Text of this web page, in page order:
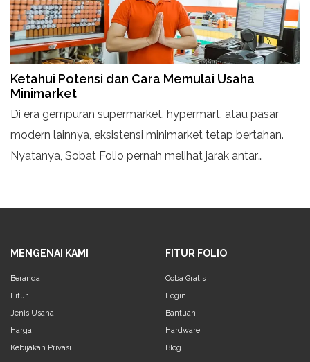
Ketahui Potensi dan Cara Memulai Usaha
Minimarket
Di era gempuran supermarket, hypermart, atau pasar
modern lainnya, eksistensi minimarket tetap bertahan.
Nyatanya, Sobat Folio pernah melihat jarak antar
MENGENAI KAMI
Beranda
Fitur
Jenis Usaha
Harga
Kebijakan Privasi
FITUR FOLIO
Coba Gratis
Login
Bantuan
Hardware
Blog